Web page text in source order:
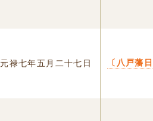
元禄七年五月二十七日 〔八戸藩